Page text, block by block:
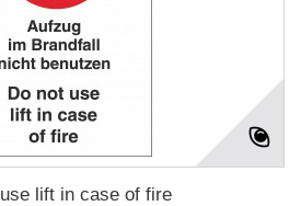
lift in case of fire